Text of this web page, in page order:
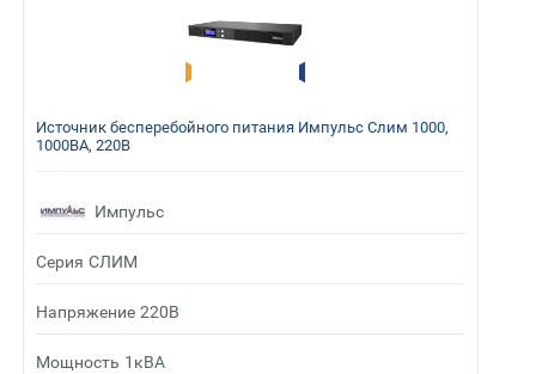
Источник бесперебойного питания Импульс Слим 1000,
1000ВА, 220В
Импульс
Серия СЛИМ
Напряжение 220В
Мощность 1кВА